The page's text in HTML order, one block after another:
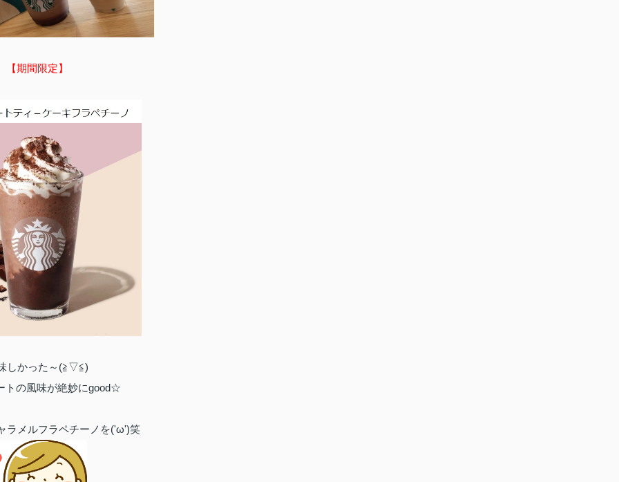
【期間限定】
しかった～(≧▽≦)
トの風味が絶妙にgood☆
ラメルフラペチーノを('ω')笑